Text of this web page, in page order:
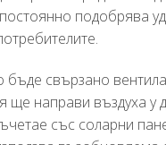
подобрява
бъде свързано
ще направи въздуха у
със соларни